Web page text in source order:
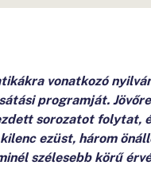
vonatkozó
programját.
sorozatot folytat,
ezüst, három
szélesebb körű